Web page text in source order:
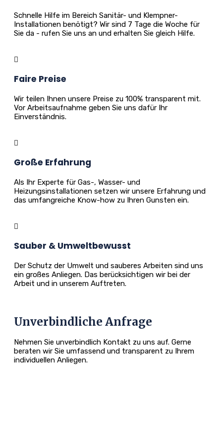
Schnelle Hilfe im Bereich Sanitär- und Klempner-
Installationen benötigt? Wir sind 7 Tage die Woche für
Sie da - rufen Sie uns an und erhalten Sie gleich Hilfe.
Faire Preise
Wir teilen Ihnen unsere Preise zu 100% transparent mit.
Vor Arbeitsaufnahme geben Sie uns dafür Ihr
Einverständnis.
Große Erfahrung
Als Ihr Experte für Gas-, Wasser- und
Heizungsinstallationen setzen wir unsere Erfahrung und
das umfangreiche Know-how zu Ihren Gunsten ein.
Sauber & Umweltbewusst
Der Schutz der Umwelt und sauberes Arbeiten sind uns
ein großes Anliegen. Das berücksichtigen wir bei der
Arbeit und in unserem Auftreten.
Unverbindliche Anfrage
Nehmen Sie unverbindlich Kontakt zu uns auf. Gerne
beraten wir Sie umfassend und transparent zu Ihrem
individuellen Anliegen.